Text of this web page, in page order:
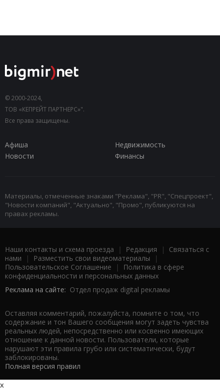
© 2000-2024,
ТОВ «КЕПРЕЙТ ПАРТНЕРС»".
Все права защищены.
Афиша
Недвижимость
Новости
Финансы
Материалы, отмеченные знаками "Реклама", "PR", "Спецпроект",
"Новости компаний", "Актуально", "Промо", публикуются на
правах рекламы.
Наши контакты и схема проезда | Редакция | Связаться с
нами | Разместить свои видеоматериалы |
Пользовательское Соглашение |
Политика в сфере
конфиденциальности и персональных данных
Реклама на сайте: Отдел продаж digital рекламы
Оставляя комментарий, пожалуйста, помните о том, что
содержание и тон Вашего сообщения могут задеть чувства
реальных людей, непосредственно или косвенно имеющих
отношение к данной новости. Пользователи, которые
нарушают эти правила грубо или систематически, будут
заблокированы.
Полная версия правил
x